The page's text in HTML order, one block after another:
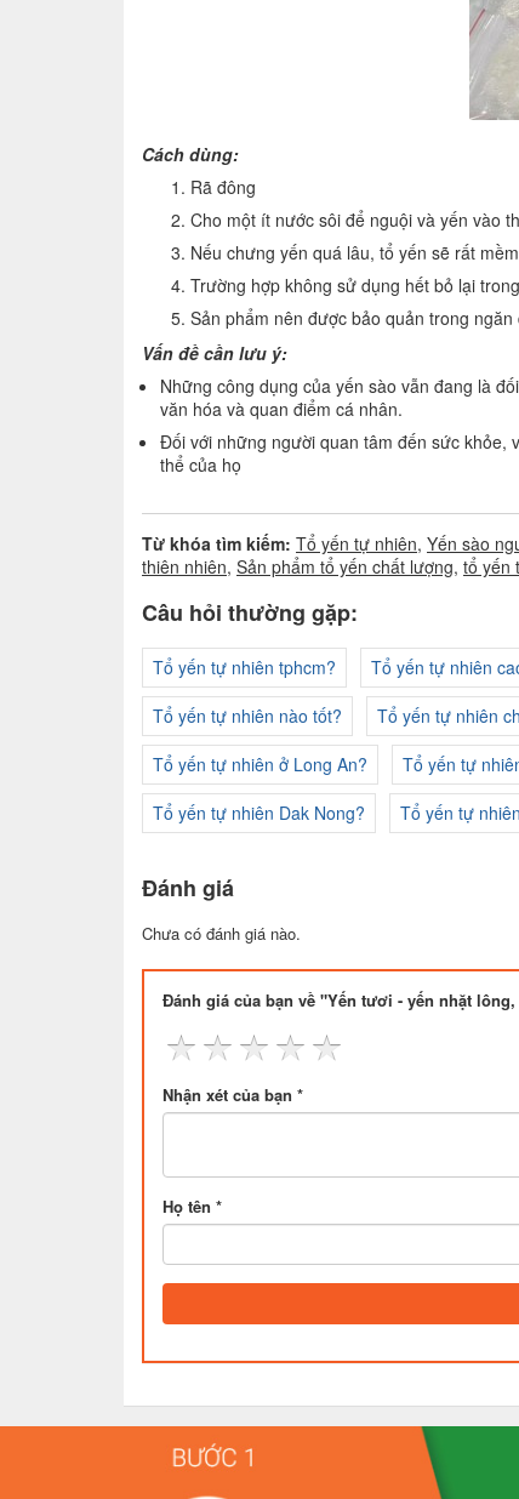
Cách dùng:
Rã đông
Cho một ít nước sôi để nguội và yến vào
Nếu chưng yến quá lâu, tổ yến sẽ rất
Trường hợp không sử dụng hết bỏ lại
Sản phẩm nên được bảo quản trong ngăn
Vấn đề cần lưu ý:
Những công dụng của yến sào vẫn đang là
văn hóa và quan điểm cá nhân.
Đối với những người quan tâm đến sức khỏe,
thể của họ
Từ khóa tìm kiếm: Tổ yến tự nhiên, Yến sào
thiên nhiên, Sản phẩm tổ yến chất lượng, tổ yến
Câu hỏi thường gặp:
Tổ yến tự nhiên tphcm? Tổ yến tự nhiên
Tổ yến tự nhiên nào tốt?
Tổ yến tự nhiên
Tổ yến tự nhiên ở Long An?
Tổ yến tự
Tổ yến tự nhiên Dak Nong?
Tổ yến tự nhiên
Đánh giá
Chưa có đánh giá nào.
Đánh giá của bạn về "Yến tươi - yến nhặt lông,
Nhận xét của bạn *
Họ tên *